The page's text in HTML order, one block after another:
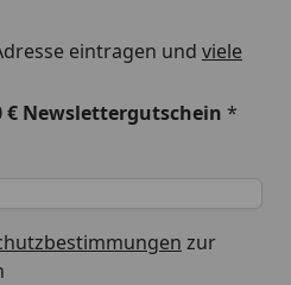
eintragen und viele
€ Newslettergutschein *
zur